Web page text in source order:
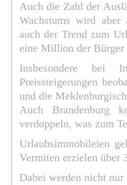
Auch die Zahl der
Wachstums wird aber
auch der Trend zum
eine Million der Bürger
Insbesondere bei
Preissteigerungen
und die
Auch Brandenburg
verdoppeln, was zum
Urlaubsimmobileien
Vermiten erzielen über
Dabei werden nicht